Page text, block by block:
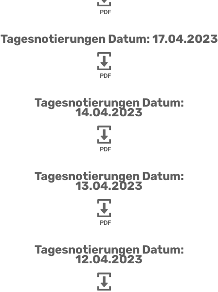
PDF
Tagesnotierungen Datum: 17.04.2023
PDF
Tagesnotierungen Datum:
14.04.2023
PDF
Tagesnotierungen Datum:
13.04.2023
PDF
Tagesnotierungen Datum:
12.04.2023